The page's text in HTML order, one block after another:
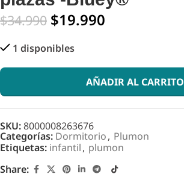
$34.990 $19.990
1 disponibles
AÑADIR AL CARRITO
SKU:8000008263676
Categorías: Dormitorio, Plumon
Etiquetas: infantil, plumon
Share: